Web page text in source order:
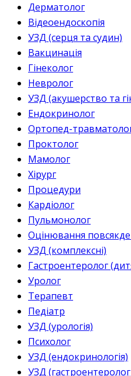
Дерматолог
Відеоендоскопія
УЗД (серця та судин)
Вакцинація
Гінеколог
Невролог
УЗД (акушерство та
Ендокринолог
Ортопед-
Проктолог
Мамолог
Хірург
Процедури
Кардіолог
Пульмонолог
Оцінювання
УЗД (комплексні)
Гастроентеролог
Уролог
Терапевт
Педіатр
УЗД (урологія)
Психолог
УЗД (ендокринологія)
УЗД